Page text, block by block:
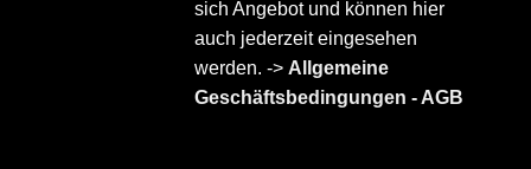
sich Angebot und können hier
auch jederzeit eingesehen
werden. ->Allgemeine
Geschäftsbedingungen - AGB